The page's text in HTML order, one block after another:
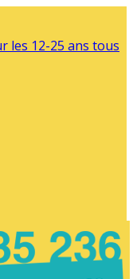
les 12-25 ans tous